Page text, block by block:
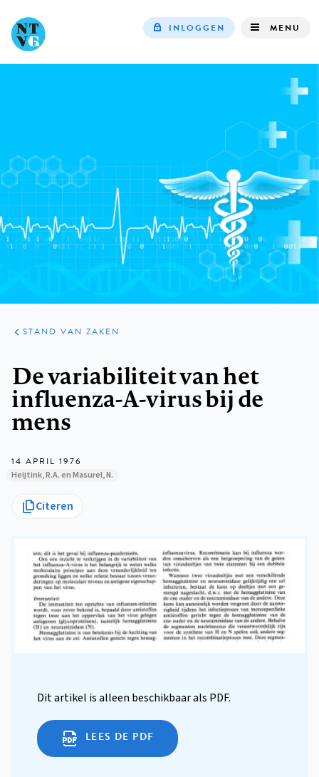
navigation
INLOGGEN MENU
ARTIKELEN
PRAKTIJK
STAND VAN ZAKEN
De variabiliteit van het
influenza-A-virus bij de
mens
14 APRIL 1976
Heijtink, R.A. en Masurel, N.
Citeren
Dit artikel is alleen beschikbaar als PDF.
LEES DE PDF